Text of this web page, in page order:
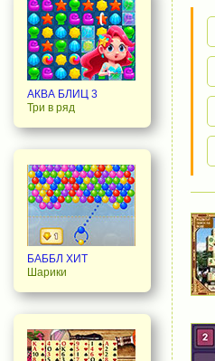
АКВА БЛИЦ 3
Три в ряд
БАББЛ ХИТ
Шарики